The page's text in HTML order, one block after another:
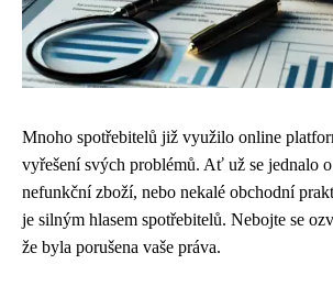
Mnoho spotřebitelů již využilo online
vyřešení svých problémů. Ať už se jednalo
nefunkční zboží, nebo nekalé obchodní
je silným hlasem spotřebitelů. Nebojte se
že byla porušena vaše práva.